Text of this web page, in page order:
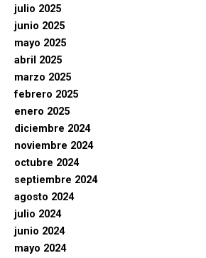
julio 2025
junio 2025
mayo 2025
abril 2025
marzo 2025
febrero 2025
enero 2025
diciembre 2024
noviembre 2024
octubre 2024
septiembre 2024
agosto 2024
julio 2024
junio 2024
mayo 2024